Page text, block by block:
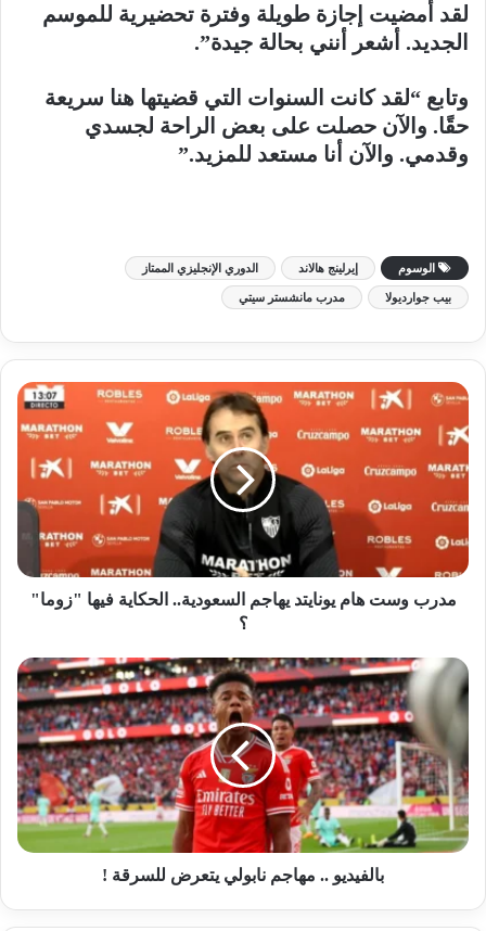
لقد أمضيت إجازة طويلة وفترة تحضيرية للموسم
الجديد. أشعر أنني بحالة جيدة”.
وتابع “لقد كانت السنوات التي قضيتها هنا سريعة
حقًا. والآن حصلت على بعض الراحة لجسدي
وقدمي. والآن أنا مستعد للمزيد.”
الوسوم إيرلينج هالاند الدوري الإنجليزي الممتاز
بيب جوارديولا مدرب مانشستر سيتي
مدرب وست هام يونايتد يهاجم السعودية.. الحكاية فيها "زوما"
؟
بالفيديو .. مهاجم نابولي يتعرض للسرقة !